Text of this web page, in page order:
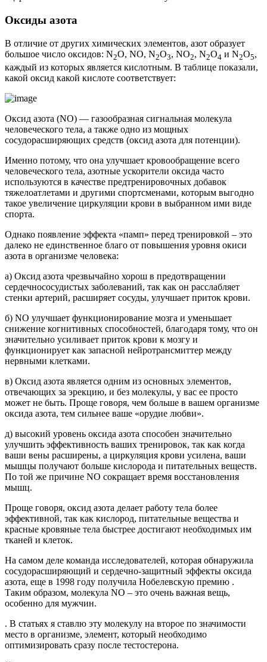
Оксиды азота
В отличие от других химических элементов, азот образует
большое число оксидов: N2O, NO, N2O3, NO2, N2O4 и N2O5,
каждый из которых является кислотным. В таблице показали,
какой оксид какой кислоте соответствует:
Оксид азота (NO) — газообразная сигнальная молекула
человеческого тела, а также одно из мощных
сосудорасширяющих средств (оксид азота для потенции).
Именно потому, что она улучшает кровообращение всего
человеческого тела, азотные ускорители оксида часто
используются в качестве предтренировочных добавок
тяжелоатлетами и другими спортсменами, которым выгодно
такое увеличение циркуляции крови в выбранном ими виде
спорта.
Однако появление эффекта «памп» перед тренировкой – это
далеко не единственное благо от повышения уровня окиси
азота в организме человека:
а) Оксид азота чрезвычайно хорош в предотвращении
сердечнососудистых заболеваний, так как он расслабляет
стенки артерий, расширяет сосуды, улучшает приток крови.
б) NO улучшает функционирование мозга и уменьшает
снижение когнитивных способностей, благодаря тому, что он
значительно усиливает приток крови к мозгу и
функционирует как запасной нейротрансмиттер между
нервными клетками.
в) Оксид азота является одним из основных элементов,
отвечающих за эрекцию, и без молекулы, у вас ее просто
может не быть. Проще говоря, чем больше в вашем организме
оксида азота, тем сильнее ваше «орудие любви».
д) высокий уровень оксида азота способен значительно
улучшить эффективность ваших тренировок, так как когда
ваши вены расширены, а циркуляция крови усилена, ваши
мышцы получают больше кислорода и питательных веществ.
По той же причине NO сокращает время восстановления
мышц.
Проще говоря, оксид азота делает работу тела более
эффективной, так как кислород, питательные вещества и
красные кровяные тела быстрее достигают необходимых им
тканей и клеток.
На самом деле команда исследователей, которая обнаружила
сосудорасширяющий и сердечно-защитный эффекты оксида
азота, еще в 1998 году получила Нобелевскую премию .
Таким образом, молекула NO – это очень важная вещь,
особенно для мужчин.
. В статьях я ставлю эту молекулу на второе по значимости
место в организме, элемент, который необходимо
оптимизировать сразу после тестостерона.